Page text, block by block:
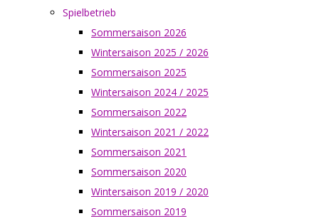
Spielbetrieb
Sommersaison 2026
Wintersaison 2025 / 2026
Sommersaison 2025
Wintersaison 2024 / 2025
Sommersaison 2022
Wintersaison 2021 / 2022
Sommersaison 2021
Sommersaison 2020
Wintersaison 2019 / 2020
Sommersaison 2019